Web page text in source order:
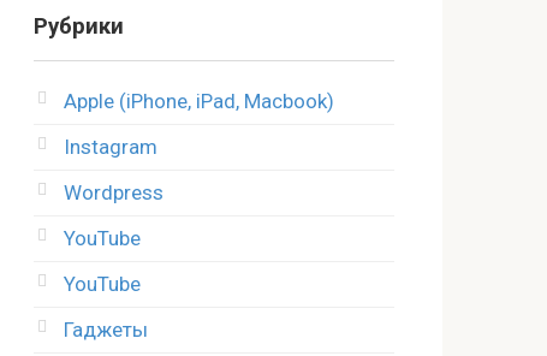
Рубрики
Apple (iPhone, iPad, Macbook)
Instagram
Wordpress
YouTube
YouTube
Гаджеты